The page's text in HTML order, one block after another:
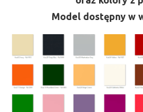
Model dostępny w